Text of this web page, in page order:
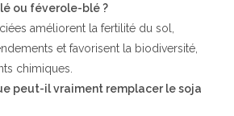
ou féverole-blé ?
améliorent la fertilité du sol,
et favorisent la biodiversité,
chimiques.
peut-il vraiment remplacer le soja